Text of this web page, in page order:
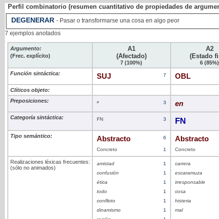
Perfil combinatorio (resumen cuantitativo de propiedades de
DEGENERAR - Pasar o transformarse una cosa en algo peor
7 ejemplos anotados
Argumento:
(Frec. explícito)
A1
(Afectado)
7 (100%)
A2
(Estado
6 (85%)
Función sintáctica:
SUJ 7 OBL
Clíticos objeto:
Preposiciones:
ø 3 en
Categoría sintáctica: FN 3 FN
Tipo semántico: Abstracto 6
Concreto 1
Abstracto
Concreto
Realizaciones léxicas frecuentes:
(sólo no animados)
amistad
1
confusión
1
ética
1
todo
1
conflicto
1
dinamismo
1
carrera
escaramuza
irresponsable
cosa
histeria
mal